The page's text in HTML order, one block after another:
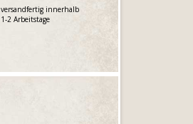
versandfertig innerhalb
1-2 Arbeitstage